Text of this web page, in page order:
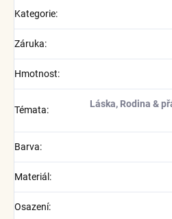
Kategorie:
Záruka:
Hmotnost:
Témata:
Láska, Rodina &
Barva:
Materiál :
Osazení: